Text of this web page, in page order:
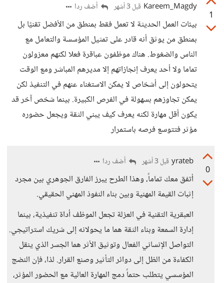
1
Kareem_Magdy قبل 3 أشهر أضف ردا
بيئات العمل الحديثة لا تعمل فقط بمنطق من الأفضل تقنيًا بل
بمنطق من يوثق أنه قادر على تمثيل المؤسسة والتعامل مع
الناس والضغوط. هناك موظفون عباقرة فعلا لكنهم معزولون
تماما ولا أحد يعرف إنجازاتهم إلا مديرهم المباشر ومع الوقت
يتحولون إلى أشخاص لا يمكن الاستغناء عنهم في التنفيذ لكن
يمكن تجاوزهم بسهولة في الفرص الكبيرة. بينما شخص آخر قد
يكون أقل مهارة لكنه يعرف كيف يبني الثقة ويجعل حضوره
مؤثر فتتوسع فرصه باستمرار
0
yrateb قبل 3 أشهر أضف ردا
أتفق معك تماماً، وهذا الطرح يبرز الفارق الجوهري بين مجرد
إثبات القيمة المهنية وبين بناء النفوذ المهني الحقيقي.
العبقرية التقنية في العزلة تجعل الموظف أداة تنفيذية، بينما
إدارة السمعة وبناء الثقة هما ما يحولانه إلى شريك استراتيجي.
التواصل الإنساني الفعال وتوثيق الأثر هما الجسر الذي ينقل
الكفاءة من الظل إلى دوائر التأثير وصنع القرار. لذا، فإن النضج
المؤسسي يتطلب حتماً دمج المهارة العالية مع الحضور المؤثر،